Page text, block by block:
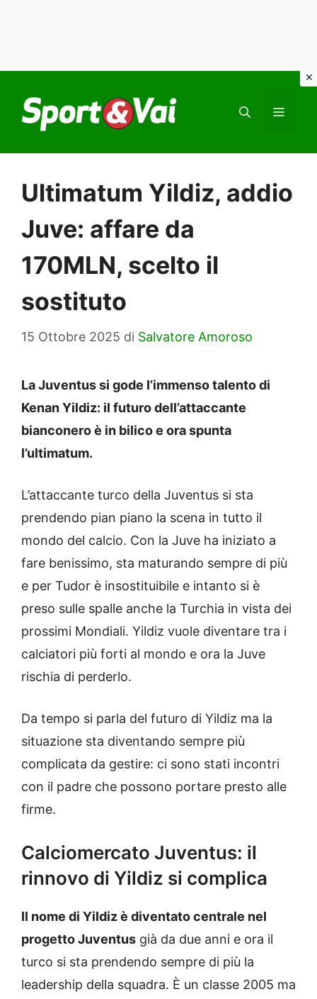
contenuto
Ultimatum Yildiz, addio
Juve: affare da
170MLN, scelto il
sostituto
15 Ottobre 2025 di Salvatore Amoroso
La Juventus si gode l’immenso talento di
Kenan Yildiz: il futuro dell’attaccante
bianconero è in bilico e ora spunta
l’ultimatum.
L’attaccante turco della Juventus si sta
prendendo pian piano la scena in tutto il
mondo del calcio. Con la Juve ha iniziato a
fare benissimo, sta maturando sempre di più
e per Tudor è insostituibile e intanto si è
preso sulle spalle anche la Turchia in vista dei
prossimi Mondiali. Yildiz vuole diventare tra i
calciatori più forti al mondo e ora la Juve
rischia di perderlo.
Da tempo si parla del futuro di Yildiz ma la
situazione sta diventando sempre più
complicata da gestire: ci sono stati incontri
con il padre che possono portare presto alle
firme.
Calciomercato Juventus: il
rinnovo di Yildiz si complica
Il nome di Yildiz è diventato centrale nel
progetto Juventus già da due anni e ora il
turco si sta prendendo sempre di più la
leadership della squadra. È un classe 2005 ma